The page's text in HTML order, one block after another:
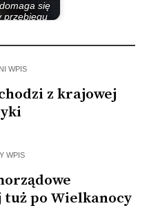
się
przebiegu
WPIS
z krajowej
WPIS
po Wielkanocy